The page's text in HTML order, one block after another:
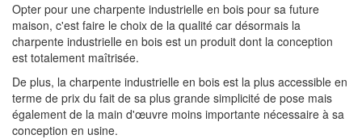
Opter pour une charpente industrielle en bois pour sa future
maison, c'est faire le choix de la qualité car désormais la
charpente industrielle en bois est un produit dont la conception
est totalement maîtrisée.
De plus, la charpente industrielle en bois est la plus accessible en
terme de prix du fait de sa plus grande simplicité de pose mais
également de la main d'œuvre moins importante nécessaire à sa
conception en usine.